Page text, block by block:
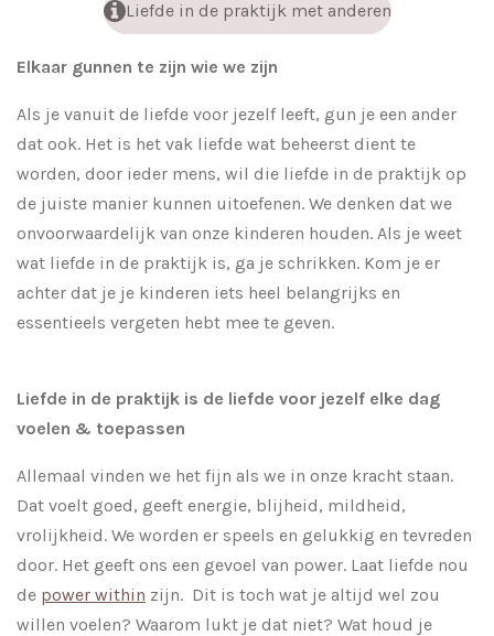
Liefde in de praktijk met anderen
Elkaar gunnen te zijn wie we zijn
Als je vanuit de liefde voor jezelf leeft, gun je een ander
dat ook. Het is het vak liefde wat beheerst dient te
worden, door ieder mens, wil die liefde in de praktijk op
de juiste manier kunnen uitoefenen. We denken dat we
onvoorwaardelijk van onze kinderen houden. Als je weet
wat liefde in de praktijk is, ga je schrikken. Kom je er
achter dat je je kinderen iets heel belangrijks en
essentieels vergeten hebt mee te geven.
Liefde in de praktijk is de liefde voor jezelf elke dag
voelen & toepassen
Allemaal vinden we het fijn als we in onze kracht staan.
Dat voelt goed, geeft energie, blijheid, mildheid,
vrolijkheid. We worden er speels en gelukkig en tevreden
door. Het geeft ons een gevoel van power. Laat liefde nou
de power within zijn. Dit is toch wat je altijd wel zou
willen voelen? Waarom lukt je dat niet? Wat houd je